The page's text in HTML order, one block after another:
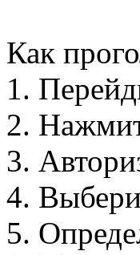
Как
1.
2.
3.
4.
5.